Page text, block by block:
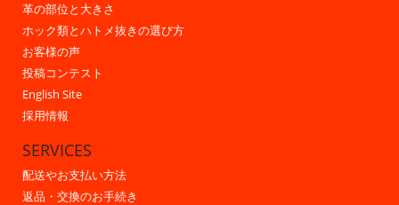
革の部位と大きさ
ホック類とハトメ抜きの選び方
お客様の声
投稿コンテスト
English Site
採用情報
SERVICES
配送やお支払い方法
返品・交換のお手続き